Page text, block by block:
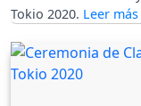
Tokio 2020.